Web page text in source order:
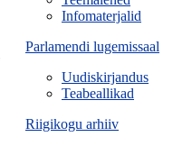
Infomaterjalid
Parlamendi lugemissaal
Uudiskirjandus
Teabeallikad
Riigikogu arhiiv